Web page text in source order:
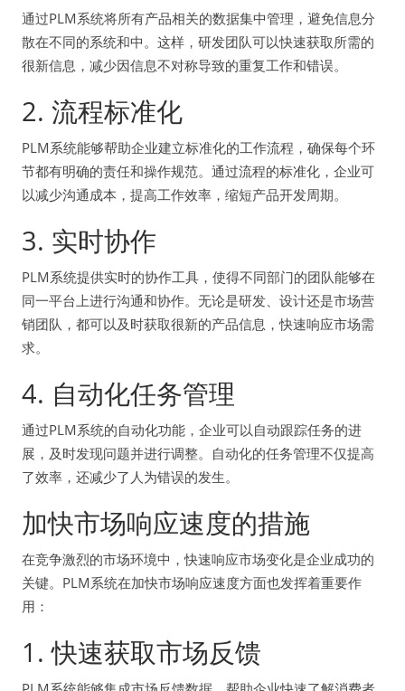
通过PLM系统将所有产品相关的数据集中管理，避免信息分
散在不同的系统和中。这样，研发团队可以快速获取所需的
很新信息，减少因信息不对称导致的重复工作和错误。
2. 流程标准化
PLM系统能够帮助企业建立标准化的工作流程，确保每个环
节都有明确的责任和操作规范。通过流程的标准化，企业可
以减少沟通成本，提高工作效率，缩短产品开发周期。
3. 实时协作
PLM系统提供实时的协作工具，使得不同部门的团队能够在
同一平台上进行沟通和协作。无论是研发、设计还是市场营
销团队，都可以及时获取很新的产品信息，快速响应市场需
求。
4. 自动化任务管理
通过PLM系统的自动化功能，企业可以自动跟踪任务的进
展，及时发现问题并进行调整。自动化的任务管理不仅提高
了效率，还减少了人为错误的发生。
加快市场响应速度的措施
在竞争激烈的市场环境中，快速响应市场变化是企业成功的
关键。PLM系统在加快市场响应速度方面也发挥着重要作
用：
1. 快速获取市场反馈